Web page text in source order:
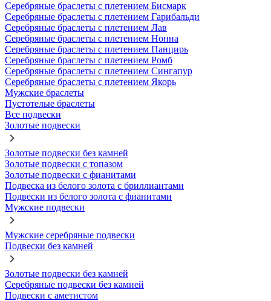
Серебряные браслеты с плетением Бисмарк
Серебряные браслеты с плетением Гарибальди
Серебряные браслеты с плетением Лав
Серебряные браслеты с плетением Нонна
Серебряные браслеты с плетением Панцирь
Серебряные браслеты с плетением Ромб
Серебряные браслеты с плетением Сингапур
Серебряные браслеты с плетением Якорь
Мужские браслеты
Пустотелые браслеты
Все подвески
Золотые подвески
Золотые подвески без камней
Золотые подвески с топазом
Золотые подвески с фианитами
Подвеска из белого золота с бриллиантами
Подвески из белого золота с фианитами
Мужские подвески
Мужские серебряные подвески
Подвески без камней
Золотые подвески без камней
Серебряные подвески без камней
Подвески с аметистом